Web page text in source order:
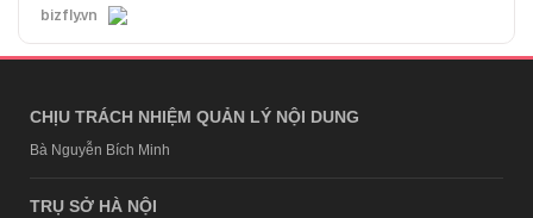
bizfly.vn
CHỊU TRÁCH NHIỆM QUẢN LÝ NỘI DUNG
Bà Nguyễn Bích Minh
TRỤ SỞ HÀ NỘI